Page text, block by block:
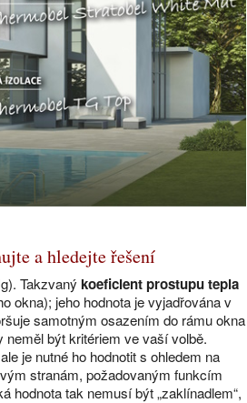
a hledejte řešení
Takzvaný koeficient prostupu tepla
okna); jeho hodnota je vyjadřována v
samotným osazením do rámu okna
neměl být kritériem ve vaší volbě.
je nutné ho hodnotit s ohledem na
stranám, požadovaným funkcím
hodnota tak nemusí být „zaklínadlem“,